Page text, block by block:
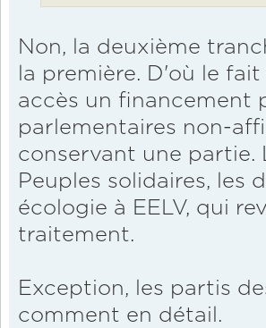
Non, la deuxième
la première. D'où le
accès un financement
parlementaires non-
conservant une partie.
Peuples solidaires, les
écologie à EELV, qui
traitement.
Exception, les partis
comment en détail.